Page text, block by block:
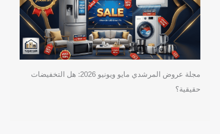
مجلة عروض المرشدي مايو ويونيو 2026: هل التخفيضات
حقيقية؟